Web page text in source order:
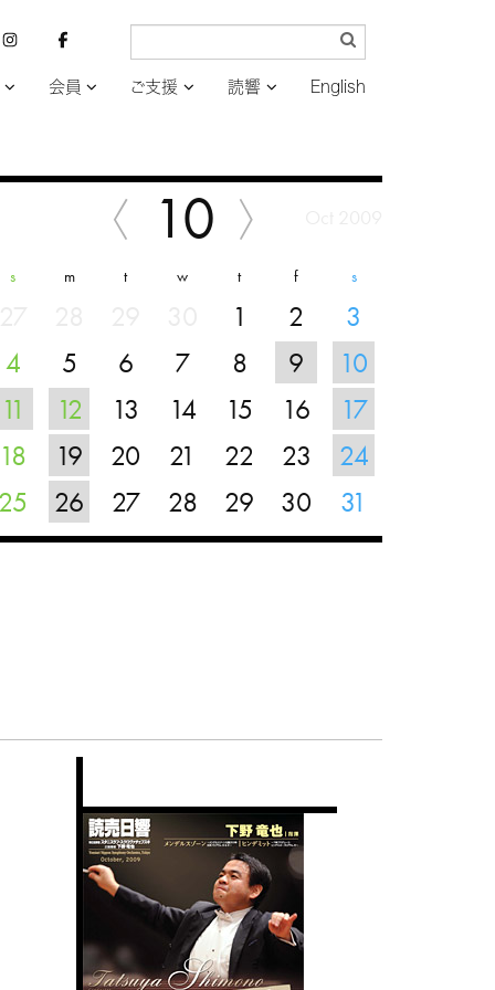
会員 ご支援 読響 English
10
s m t w t f s
1 2
3
4
5 6 7 8 9
10
11
12 13 14 15 16
17
18
19 20 21 22 23
24
26 27 28 29 30 31